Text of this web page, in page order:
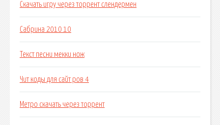
Скачать игру через торрент слендермен
Сабрина 2010 10
Текст песни мекки нож
Чит коды для сайт ров 4
Метро скачать через торрент